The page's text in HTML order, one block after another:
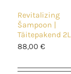
Revitalizing
Šampoon |
Täitepakend 2L
88,00 €